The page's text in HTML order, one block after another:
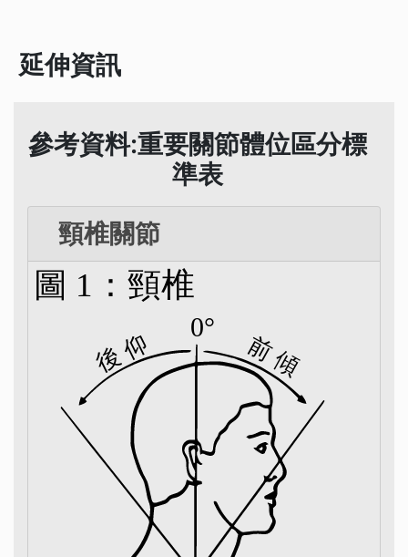
延伸資訊
參考資料:重要關節體位區分標
準表
頸椎關節